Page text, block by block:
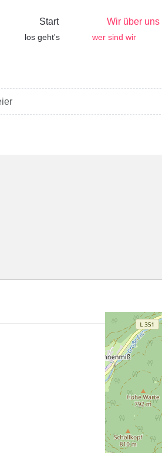
Start
los geht's
Wir über uns
wer sind wir
Karte